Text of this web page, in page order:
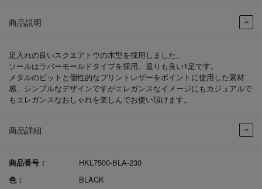
商品詳細
商品番号：
HKL7500-BLA-230
色：
BLACK
商品説明
足入れの良いスクエアトウの木型を採用しました。
ソールはラバーモールドタイプを採用、返りも良い1足です。
メタルのビットと個性的なプリントレザーをポイントに使用した素材
感、シンプルなデザインですがエレガンスなイメージにもカジュアルで
もエレガンスなおしゃれを楽しんでお使い頂けます。